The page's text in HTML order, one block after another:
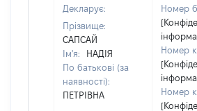
Декларує:
Прізвище:
САПСАЙ
Ім'я:
НАДІЯ
По батькові (за
наявності):
ПЕТРІВНА
Номер
Номер
Номер